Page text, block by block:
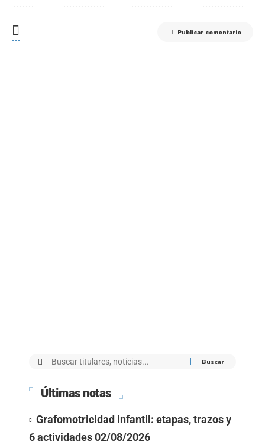
Publicar comentario
Últimas notas
Grafomotricidad infantil: etapas, trazos y
6 actividades02/08/2026